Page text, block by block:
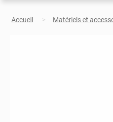
Accueil Matériels et